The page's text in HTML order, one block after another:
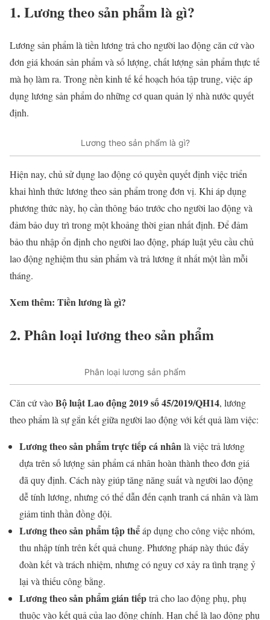
1. Lương theo sản phẩm là gì?
Lương sản phẩm là tiền lương trả cho người lao động căn cứ vào
đơn giá khoán sản phẩm và số lượng, chất lượng sản phẩm thực tế
mà họ làm ra. Trong nền kinh tế kế hoạch hóa tập trung, việc áp
dụng lương sản phẩm do những cơ quan quản lý nhà nước quyết
định.
Lương theo sản phẩm là gì?
Hiện nay, chủ sử dụng lao động có quyền quyết định việc triển
khai hình thức lương theo sản phẩm trong đơn vị. Khi áp dụng
phương thức này, họ cần thông báo trước cho người lao động và
đảm bảo duy trì trong một khoảng thời gian nhất định. Để đảm
bảo thu nhập ổn định cho người lao động, pháp luật yêu cầu chủ
lao động nghiệm thu sản phẩm và trả lương ít nhất một lần mỗi
tháng.
Xem thêm: Tiền lương là gì?
2. Phân loại lương theo sản phẩm
Phân loại lương sản phẩm
Căn cứ vàoBộ luật Lao động 2019 số 45/2019/QH14, lương
theo phẩm là sự gắn kết giữa người lao động với kết quả làm việc:
Lương theo sản phẩm trực tiếp cá nhânlà việc trả lương
dựa trên số lượng sản phẩm cá nhân hoàn thành theo đơn giá
đã quy định. Cách này giúp tăng năng suất và người lao động
dễ tính lương, nhưng có thể dẫn đến cạnh tranh cá nhân và làm
giảm tinh thần đồng đội.
Lương theo sản phẩm tập thểáp dụng cho công việc nhóm,
thu nhập tính trên kết quả chung. Phương pháp này thúc đẩy
đoàn kết và trách nhiệm, nhưng có nguy cơ xảy ra tình trạng ỷ
lại và thiếu công bằng.
Lương theo sản phẩm gián tiếptrả cho lao động phụ, phụ
thuộc vào kết quả của lao động chính. Hạn chế là lao động phụ